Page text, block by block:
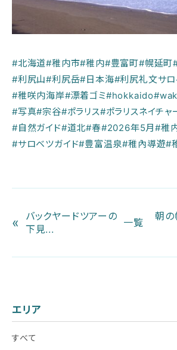
#北海道#稚内市#稚内#豊富町#幌延町
#利尻山#利尻岳#日本海#利尻礼文サ
#稚咲内海岸#漂着ゴミ#hokkaido
#写真#宗谷#ポラリス#ポラリスネイチャ
#自然ガイド#道北#春#2026年5月#稚
#サロベツガイド#豊富温泉#稚內導遊#
«
バックヤードツアーの
下見...
一覧
朝の
エリア
すべて